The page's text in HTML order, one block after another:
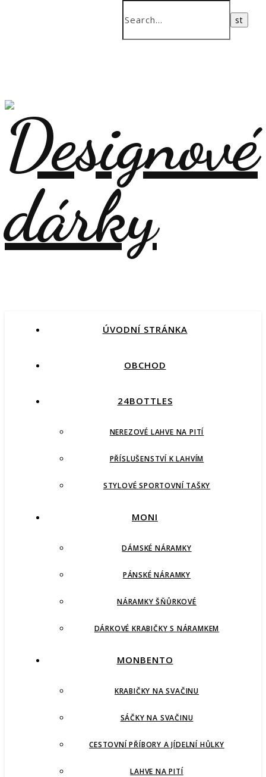
ÚVODNÍ STRÁNKA
OBCHOD
24BOTTLES
NEREZOVÉ LAHVE NA PITÍ
PŘÍSLUŠENSTVÍ K LAHVÍM
STYLOVÉ SPORTOVNÍ TAŠKY
MONI
DÁMSKÉ NÁRAMKY
PÁNSKÉ NÁRAMKY
NÁRAMKY ŠŇŮRKOVÉ
DÁRKOVÉ KRABIČKY S NÁRAMKEM
MONBENTO
KRABIČKY NA SVAČINU
SÁČKY NA SVAČINU
CESTOVNÍ PŘÍBORY A JÍDELNÍ HŮLKY
LAHVE NA PITÍ